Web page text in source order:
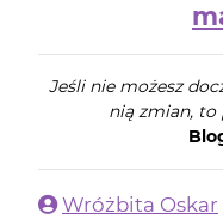
Jeśli nie możesz
nią zmian, to
Wróżbita Oskar